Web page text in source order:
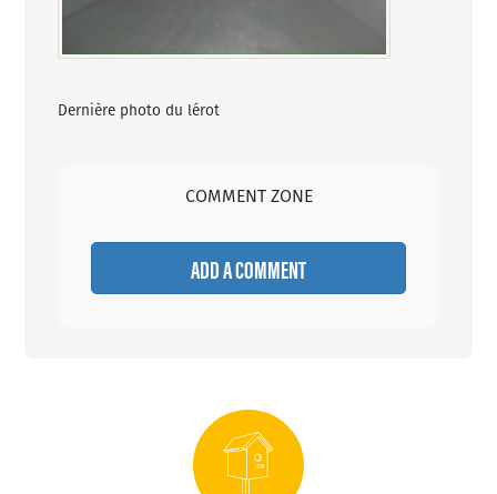
Dernière photo du lérot
COMMENT ZONE
ADD A COMMENT